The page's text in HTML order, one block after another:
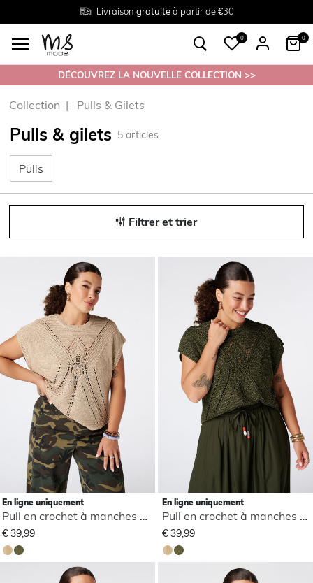
Livraison gratuiteà partir de €30
Tailles du38 au 54
Retourgratuit en magasin
0 0
DÉCOUVREZ LA NOUVELLE COLLECTION >>
Collection Pulls & Gilets
Pulls & gilets 5 articles
Pulls
Filtrer et trier
En ligne uniquement
Pull en crochet à manches courtes
€ 39,99
En ligne uniquement
Pull en crochet à manches courtes
€ 39,99